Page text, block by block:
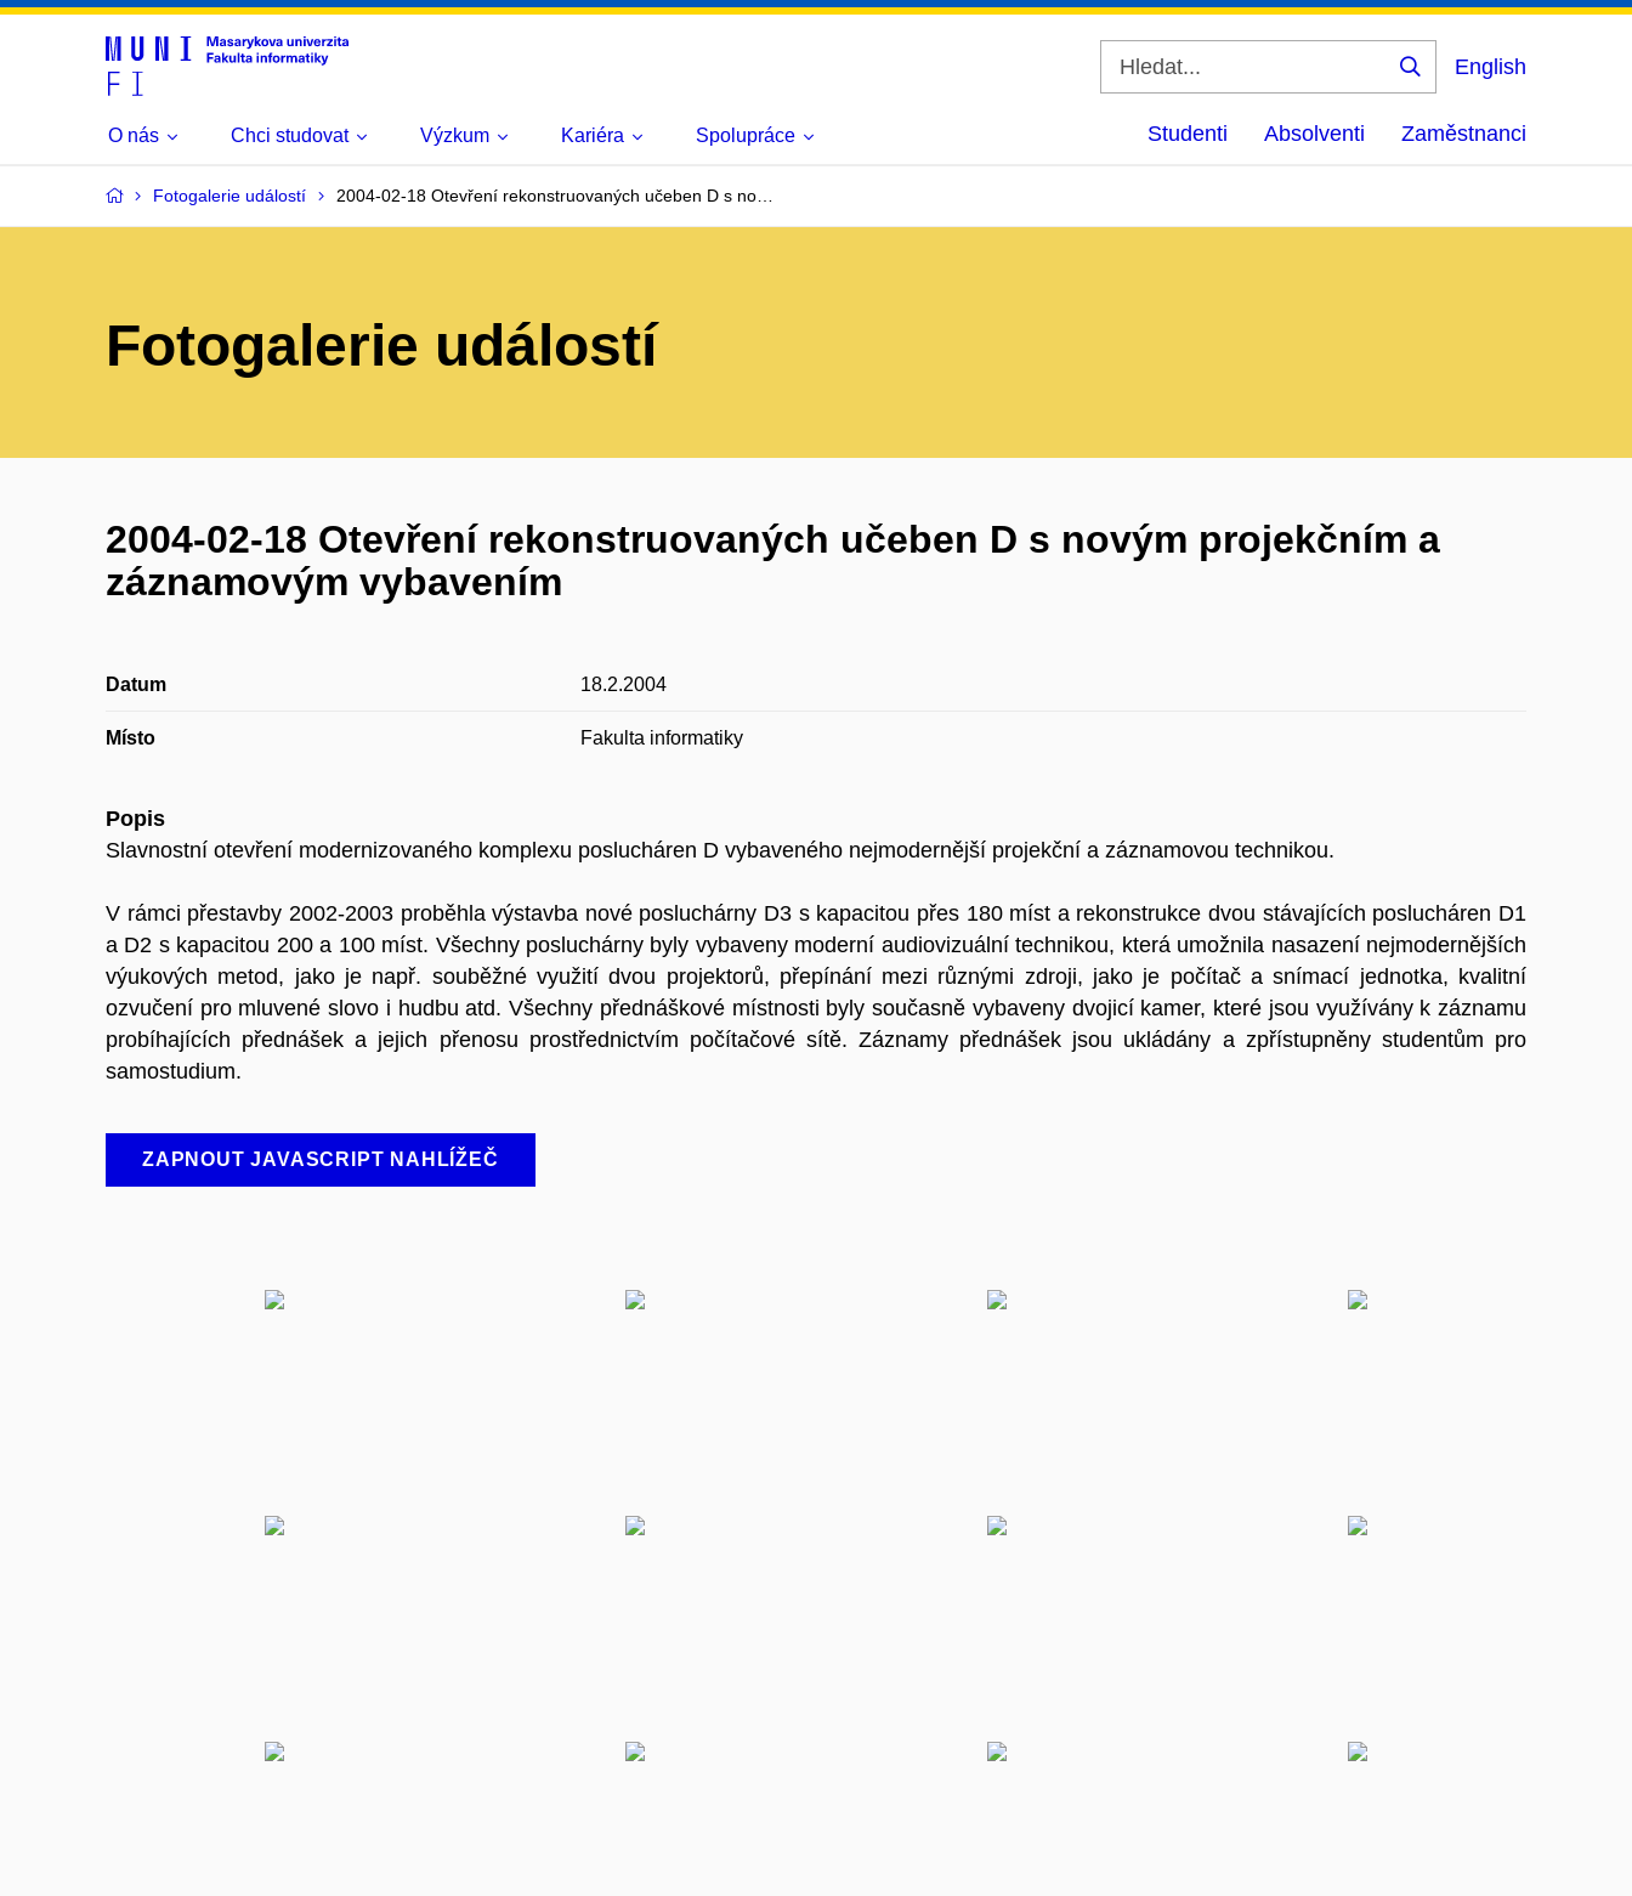
Vyhledat
English
O nás Chci studovat Výzkum Kariéra Spolupráce Studenti Absolventi Zaměstnanci
Fotogalerie událostí 2004-02-18 Otevření rekonstruovaných učeben D s no…
Fotogalerie událostí
2004-02-18 Otevření rekonstruovaných učeben D s novým projekčním a
záznamovým vybavením
Datum 18.2.2004
Místo Fakulta informatiky
Popis
Slavnostní otevření modernizovaného komplexu poslucháren D vybaveného nejmodernější projekční a záznamovou technikou.
V rámci přestavby 2002-2003 proběhla výstavba nové posluchárny D3 s kapacitou přes 180 míst a rekonstrukce dvou stávajících poslucháren D1
a D2 s kapacitou 200 a 100 míst. Všechny posluchárny byly vybaveny moderní audiovizuální technikou, která umožnila nasazení nejmodernějších
výukových metod, jako je např. souběžné využití dvou projektorů, přepínání mezi různými zdroji, jako je počítač a snímací jednotka, kvalitní
ozvučení pro mluvené slovo i hudbu atd. Všechny přednáškové místnosti byly současně vybaveny dvojicí kamer, které jsou využívány k záznamu
probíhajících přednášek a jejich přenosu prostřednictvím počítačové sítě. Záznamy přednášek jsou ukládány a zpřístupněny studentům pro
samostudium.
ZAPNOUT JAVASCRIPT NAHLÍŽEČ